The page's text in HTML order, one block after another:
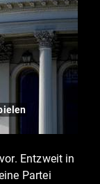
Entzweit in
Partei